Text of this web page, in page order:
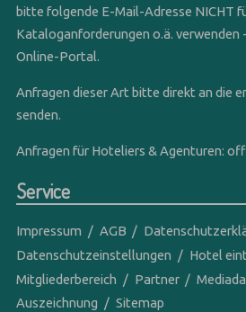
bitte folgende E-Mail-Adresse NICHT
Kataloganforderungen o.ä. verwenden
Online-Portal.
Anfragen dieser Art bitte direkt an die
senden.
Anfragen für Hoteliers & Agenturen:
Service
Impressum AGB
Datenschutzeinstellungen
Hotel
Mitgliederbereich
Partner
Auszeichnung
Sitemap